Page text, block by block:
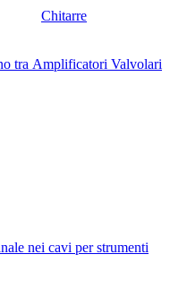
Chitarre
tra Amplificatori Valvolari
nei cavi per strumenti